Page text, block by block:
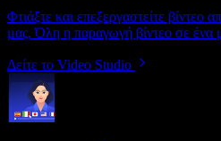
Φτιάξτε και επεξεργαστείτε βίντεο
μας. Όλη η παραγωγή βίντεο σε ένα
Δείτε το Video Studio